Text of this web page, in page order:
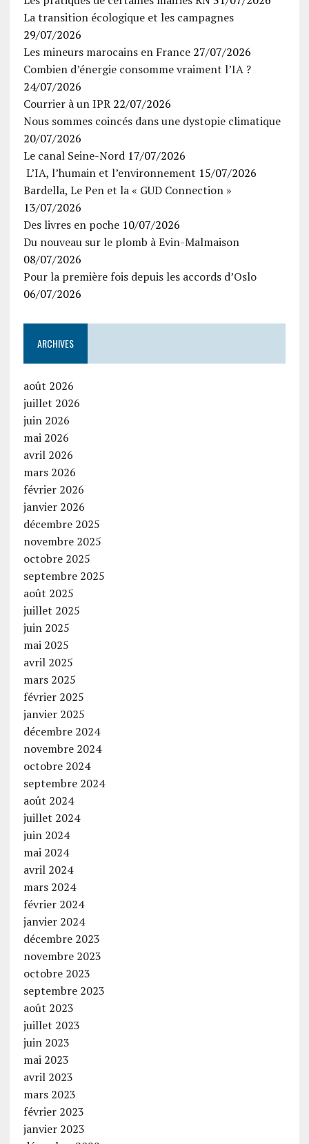
La transition écologique et les campagnes
29/07/2026
Les mineurs marocains en France 27/07/2026
Combien d’énergie consomme vraiment l’IA ?
24/07/2026
Courrier à un IPR 22/07/2026
Nous sommes coincés dans une dystopie climatique
20/07/2026
Le canal Seine-Nord 17/07/2026
L’IA, l’humain et l’environnement 15/07/2026
Bardella, Le Pen et la « GUD Connection »
13/07/2026
Des livres en poche 10/07/2026
Du nouveau sur le plomb à Evin-Malmaison
08/07/2026
Pour la première fois depuis les accords d’Oslo
06/07/2026
ARCHIVES
août 2026
juillet 2026
juin 2026
mai 2026
avril 2026
mars 2026
février 2026
janvier 2026
décembre 2025
novembre 2025
octobre 2025
septembre 2025
août 2025
juillet 2025
juin 2025
mai 2025
avril 2025
mars 2025
février 2025
janvier 2025
décembre 2024
novembre 2024
octobre 2024
septembre 2024
août 2024
juillet 2024
juin 2024
mai 2024
avril 2024
mars 2024
février 2024
janvier 2024
décembre 2023
novembre 2023
octobre 2023
septembre 2023
août 2023
juillet 2023
juin 2023
mai 2023
avril 2023
mars 2023
février 2023
janvier 2023